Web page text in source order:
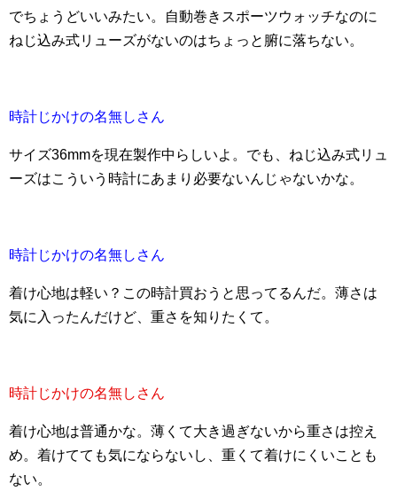
でちょうどいいみたい。自動巻きスポーツウォッチなのに
ねじ込み式リューズがないのはちょっと腑に落ちない。
時計じかけの名無しさん
サイズ36mmを現在製作中らしいよ。でも、ねじ込み式リュ
ーズはこういう時計にあまり必要ないんじゃないかな。
時計じかけの名無しさん
着け心地は軽い？この時計買おうと思ってるんだ。薄さは
気に入ったんだけど、重さを知りたくて。
時計じかけの名無しさん
着け心地は普通かな。薄くて大き過ぎないから重さは控え
め。着けてても気にならないし、重くて着けにくいことも
ない。